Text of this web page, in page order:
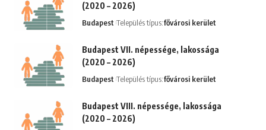
(2020 – 2026)
Budapest Település típus:fővárosi kerület
Budapest VII. népessége, lakossága
(2020 – 2026)
Budapest Település típus:fővárosi kerület
Budapest VIII. népessége, lakossága
(2020 – 2026)